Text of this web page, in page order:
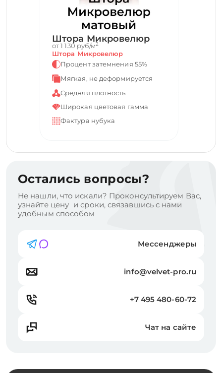
Штора Микровелюр
от 1 130 руб/м2
Штора Микровелюр
Процент затемнения 55%
Мягкая, не деформируется
Средняя плотность
Широкая цветовая гамма
Фактура нубука
Остались вопросы?
Не нашли, что искали? Проконсультируем Вас,
узнайте цену и сроки, связавшись с нами
удобным способом
Мессенджеры
info@velvet-pro.ru
+7 495 480-60-72
Чат на сайте